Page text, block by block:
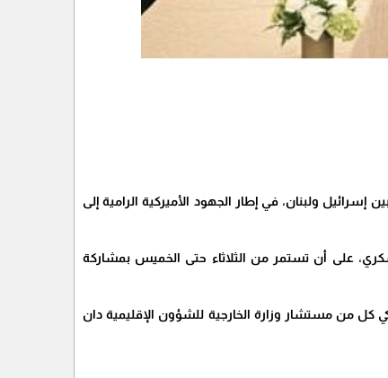
ولبنان، في إطار الجهود الأميركية الرامية إلى
على أن تستمر من الثلاثاء حتى الخميس بمشاركة
كل من مستشار وزارة الخارجية للشؤون الإقليمية دان